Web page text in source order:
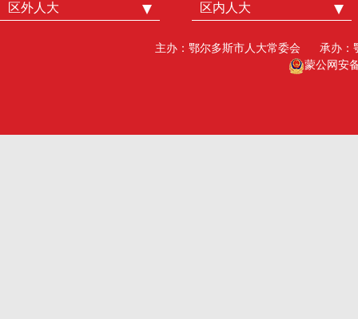
区外人大
中国人大
区内人大
内蒙古人大
包头人大
巴彦淖尔市人大
主办：鄂尔多斯市人大常委会
承办：
蒙公网安